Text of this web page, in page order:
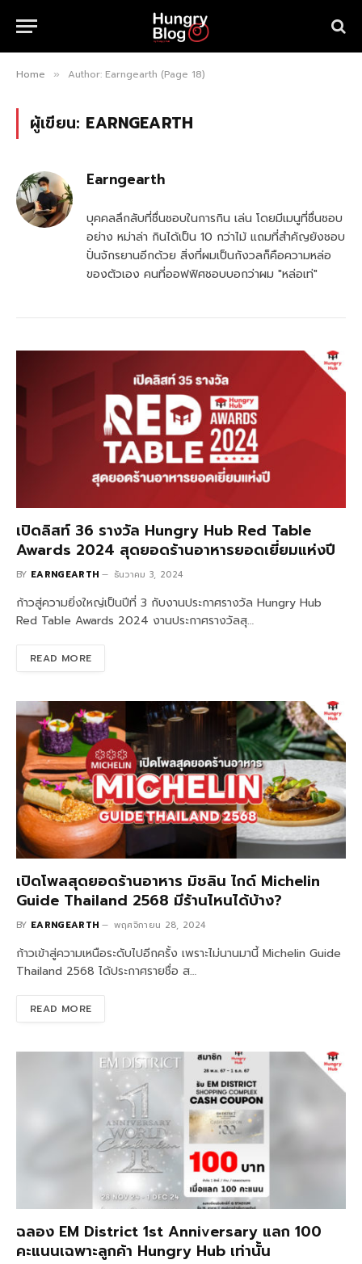
Home » Author: Earngearth (Page 18)
ผู้เขียน: EARNGEARTH
Earngearth
บุคคลลึกลับที่ชื่นชอบในการกิน เล่น โดยมีเมนูที่ชื่นชอบ
อย่าง หม่าล่า กินได้เป็น 10 กว่าไม้ แถมที่สำคัญยังชอบ
ปั่นจักรยานอีกด้วย สิ่งที่ผมเป็นกังวลก็คือความหล่อ
ของตัวเอง คนที่ออฟฟิศชอบบอกว่าผม "หล่อเท่"
เปิดลิสท์ 36 รางวัล Hungry Hub Red Table
Awards 2024 สุดยอดร้านอาหารยอดเยี่ยมแห่งปี
BY EARNGEARTH ธันวาคม 3, 2024
ก้าวสู่ความยิ่งใหญ่เป็นปีที่ 3 กับงานประกาศรางวัล Hungry Hub
Red Table Awards 2024 งานประกาศรางวัลสุ…
READ MORE
เปิดโพลสุดยอดร้านอาหาร มิชลิน ไกด์ Michelin
Guide Thailand 2568 มีร้านไหนได้บ้าง?
BY EARNGEARTH พฤศจิกายน 28, 2024
ก้าวเข้าสู่ความเหนือระดับไปอีกครั้ง เพราะไม่นานมานี้ Michelin Guide
Thailand 2568 ได้ประกาศรายชื่อ ส…
READ MORE
ฉลอง EM District 1st Anniversary แลก 100
คะแนนเฉพาะลูกค้า Hungry Hub เท่านั้น